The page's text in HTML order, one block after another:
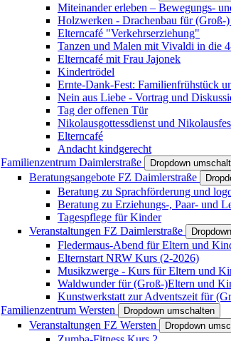
Miteinander erleben – Bewegungs-
Holzwerken - Drachenbau für (Groß-
Elterncafé "Verkehrserziehung"
Tanzen und Malen mit Vivaldi in die
Elterncafé mit Frau Jajonek
Kindertrödel
Ernte-Dank-Fest: Familienfrühstück
Nein aus Liebe - Vortrag und
Tag der offenen Tür
Nikolausgottessdienst und
Elterncafé
Andacht kindgerecht
Familienzentrum Daimlerstraße
Dropdown
Beratungsangebote FZ Daimlerstraße
Beratung zu Sprachförderung und
Beratung zu Erziehungs-, Paar- und
Tagespflege für Kinder
Veranstaltungen FZ Daimlerstraße
Fledermaus-Abend für Eltern und
Elternstart NRW Kurs (2-2026)
Musikzwerge - Kurs für Eltern und
Waldwunder für (Groß-)Eltern und
Kunstwerkstatt zur Adventszeit für
Familienzentrum Wersten
Dropdown umschalten
Veranstaltungen FZ Wersten Dropdown